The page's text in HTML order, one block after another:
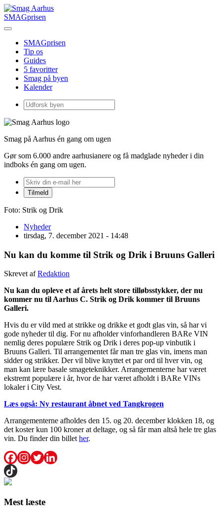
SMAGprisen
SMAGprisen
Tip os
Guides
5 favoritter
Smag på byen
Kalender
Smag på Aarhus én gang om ugen
Gør som 6.000 andre aarhusianere og få madglade nyheder i din
indboks én gang om ugen.
Foto: Strik og Drik
Nyheder
tirsdag, 7. december 2021 - 14:48
Nu kan du komme til Strik og Drik i Bruuns Galleri
Skrevet afRedaktion
Nu kan du opleve et af årets helt store tilløbsstykker, der nu
kommer nu til Aarhus C. Strik og Drik kommer til Bruuns
Galleri.
Hvis du er vild med at strikke og drikke et godt glas vin, så har vi
gode nyheder til dig. For nu afholder vinforhandleren BARe VIN
nemlig deres populære Strik og Drik i deres pop-up vinbutik i
Bruuns Galleri. Til arrangementet får man tre glas vin, imens man
sidder og strikker. Der vil blive knyttet et par ord til hver vin, og
man kan lære basale smageteknikker. Arrangementerne har været
ekstremt populære i år, hvor de har været afholdt i BARe VINs
lokaler i City Vest.
Læs også: Ny restaurant åbnet ved Tangkrogen
Arrangementerne afholdes den 15. og 20. december klokken 18, og
det koster kun 100 kroner at deltage, og så får man altså hele tre glas
vin. Du finder din billether.
Mest læste